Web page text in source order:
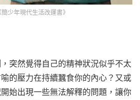
少年現代生活改運書》
突然覺得自己的精神狀況似乎不太
的壓力在持續蠶食你的內心？又或
始出現一些無法解釋的問題，讓你